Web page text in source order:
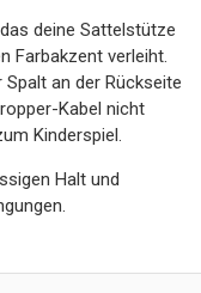
deine Sattelstütze
Farbakzent verleiht.
an der Rückseite
Kabel nicht
Kinderspiel.
Halt und